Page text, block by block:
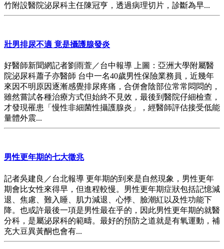
竹附設醫院泌尿科主任陳冠亨，透過病理切片，診斷為早...
壯男排尿不適 竟是攝護腺發炎
好醫師新聞網記者劉雨萱／台中報導 上圖：亞洲大學附屬醫
院泌尿科蕭子亦醫師 台中一名40歲男性保險業務員，近幾年
來因不明原因逐漸感覺排尿疼痛，合併會陰部位常常悶悶的，
雖然嘗試各種治療方式但始終不見效，最後到醫院仔細檢查，
才發現罹患「慢性非細菌性攝護腺炎」，經醫師評估接受低能
量體外震...
男性更年期的七大徵兆
記者吳建良／台北報導 更年期的到來是自然現象，男性更年
期會比女性來得早，但進程較慢。男性更年期症狀包括記憶減
退、焦慮、難入睡、肌力減退、心悸、臉潮紅以及性功能下
降。也或許最後一項是男性最在乎的，因此男性更年期的就醫
分科，是屬泌尿科的範疇。最好的預防之道就是有氧運動，補
充大豆異黃酮也會有...